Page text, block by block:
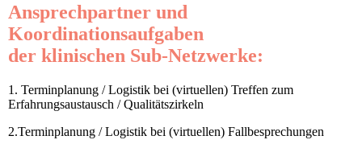
Ansprechpartner und
Koordinationsaufgaben
der klinischen Sub-Netzwerke:
1. Terminplanung / Logistik bei (virtuellen) Treffen zum
Erfahrungsaustausch / Qualitätszirkeln
2.Terminplanung / Logistik bei (virtuellen) Fallbesprechungen